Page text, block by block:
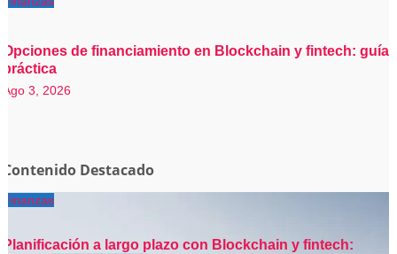
Opciones de financiamiento en Blockchain y fintech: guía
práctica
Ago 3, 2026
Contenido Destacado
Finanzas
Planificación a largo plazo con Blockchain y fintech: